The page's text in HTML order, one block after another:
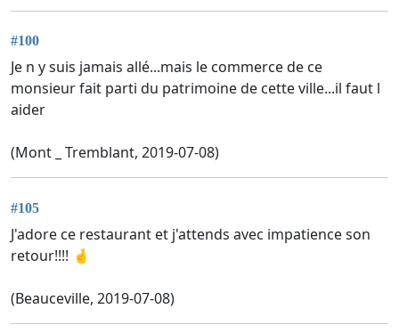
#100
Je n y suis jamais allé...mais le commerce de ce
monsieur fait parti du patrimoine de cette ville...il faut l
aider
(Mont _ Tremblant, 2019-07-08)
#105
J'adore ce restaurant et j'attends avec impatience son
retour!!!! 🤞
(Beauceville, 2019-07-08)